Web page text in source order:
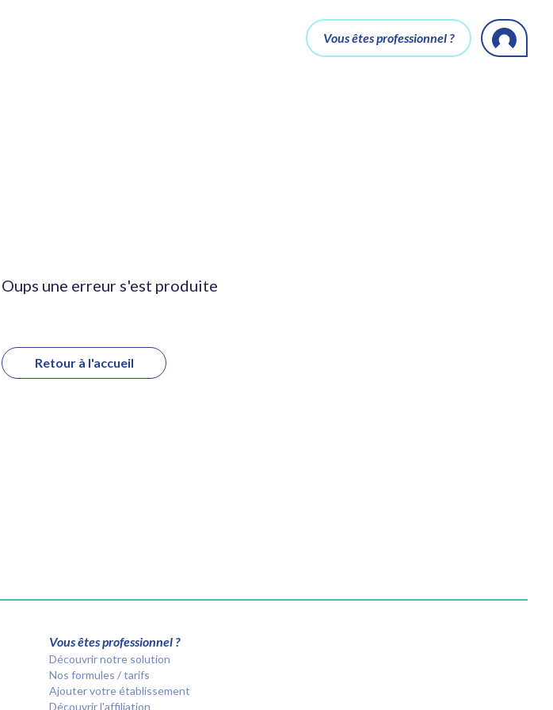
Vous êtes professionnel ?
Oups une erreur s'est produite
Retour à l'accueil
Vous êtes professionnel ?
Découvrir notre solution
Nos formules / tarifs
Ajouter votre établissement
Découvrir l'affiliation